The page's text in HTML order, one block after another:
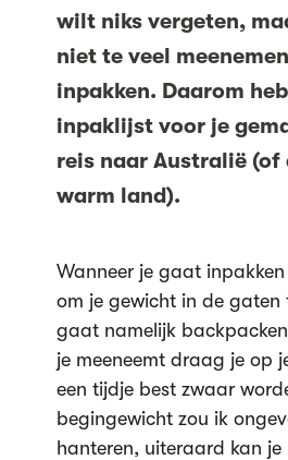
wilt niks vergeten,
niet te veel
inpakken. Daarom
inpaklijst voor je
reis naar Australië (of
warm land).
Wanneer je gaat
om je gewicht in de gaten
gaat namelijk
je meeneemt draag je op
een tijdje best zwaar
begingewicht zou ik
hanteren, uiteraard kan je